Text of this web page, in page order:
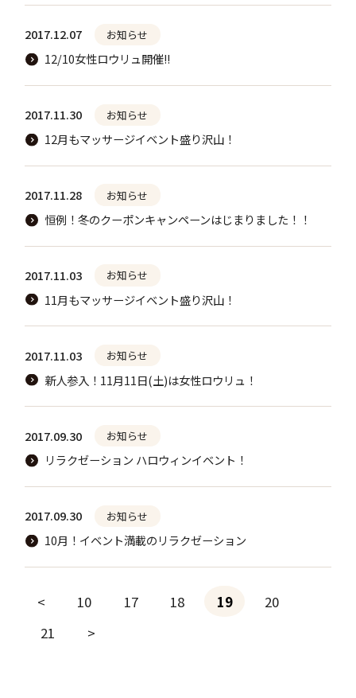
2017.12.07 お知らせ
12/10女性ロウリュ開催!!
2017.11.30 お知らせ
12月もマッサージイベント盛り沢山！
2017.11.28 お知らせ
恒例！冬のクーポンキャンペーンはじまりました！！
2017.11.03 お知らせ
11月もマッサージイベント盛り沢山！
2017.11.03 お知らせ
新人参入！11月11日(土)は女性ロウリュ！
2017.09.30 お知らせ
リラクゼーション ハロウィンイベント！
2017.09.30 お知らせ
10月！イベント満載のリラクゼーション
< 10 17 18 19
20
21
>